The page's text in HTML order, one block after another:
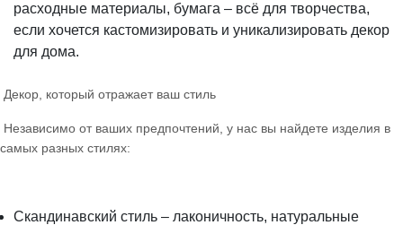
расходные материалы, бумага – всё для творчества,
если хочется кастомизировать и уникализировать декор
для дома.
Декор, который отражает ваш стиль
Независимо от ваших предпочтений, у нас вы найдете изделия в
самых разных стилях:
Скандинавский стиль – лаконичность, натуральные